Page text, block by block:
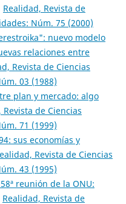
Realidad, Revista de
Núm. 75 (2000)
nuevo modelo
relaciones entre
Revista de Ciencias
03 (1988)
plan y mercado: algo
Revista de Ciencias
71 (1999)
sus economías y
Revista de Ciencias
43 (1995)
reunión de la ONU:
Realidad, Revista de